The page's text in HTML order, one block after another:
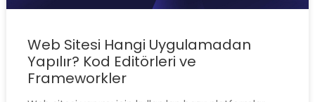
Web Sitesi Hangi Uygulamadan
Yapılır? Kod Editörleri ve
Frameworkler